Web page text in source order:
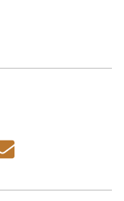
Share